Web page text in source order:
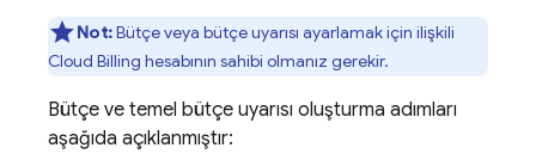
Not:Bütçe veya bütçe uyarısı ayarlamak için ilişkili
Cloud Billing hesabının sahibi olmanız gerekir.
Bütçe ve temel bütçe uyarısı oluşturma adımları
aşağıda açıklanmıştır: